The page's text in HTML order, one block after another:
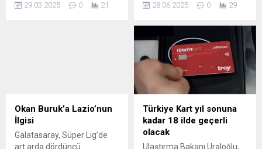
emekli bayram
29.03.2025 0 21
kapsamında tutuklanan ve
Cezaevi’ne sevk edilen
Beylikdüzü Belediye Başkanı
Mehmet Murat Çalık’ın
sağlık durumu ciddiyetini
koruyor. Geçmişte iki kez
kanser ...
28.06.2025 0 29
Okan Buruk’a Lazio’nun
İlgisi
Galatasaray, Süper Lig’de
art arda dördüncü
Türkiye Kart yıl sonuna
kadar 18 ilde geçerli
olacak
Ulaştırma Bakanı Uraloğlu,